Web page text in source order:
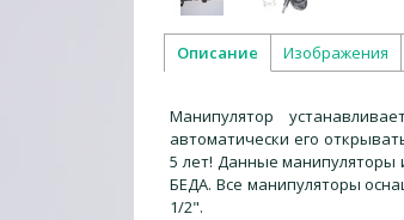
Описание Изображения
Манипулятор
автоматически его
5 лет! Данные
БЕДА. Все манипуляторы
1/2".